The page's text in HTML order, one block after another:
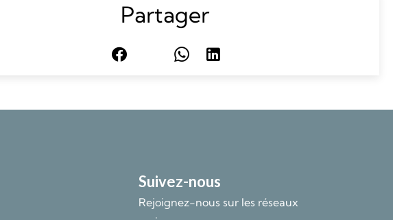
Partager
Suivez-nous
Rejoignez-nous sur les réseaux